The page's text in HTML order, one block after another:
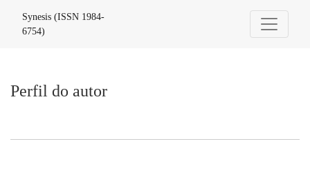
Synesis (ISSN 1984-
6754)
Perfil do autor